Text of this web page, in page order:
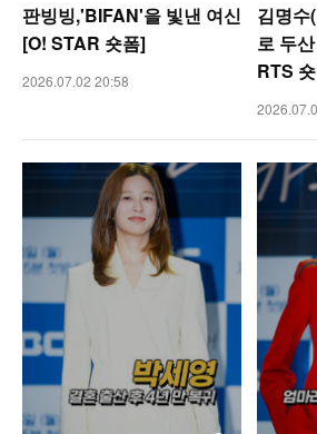
판빙빙,'BIFAN'을 빛낸 여신
[O! STAR 숏폼]
2026.07.02 20:58
김명수
로 두
RTS